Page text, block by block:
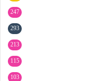
247
293
213
115
103